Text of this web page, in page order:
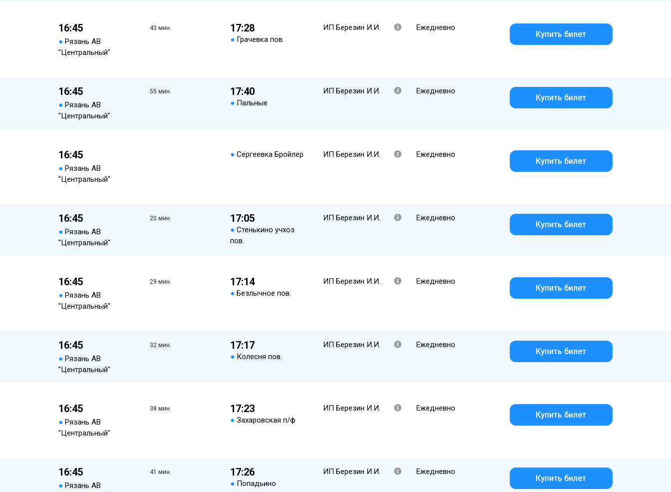
16:45
● Рязань АВ
"Центральный"
43 мин. 17:28
● Грачевка пов.
ИП Березин И.И. Ежедневно
Купить билет
16:45
● Рязань АВ
"Центральный"
55 мин. 17:40
● Пальные
ИП Березин И.И. Ежедневно
Купить билет
16:45
● Рязань АВ
"Центральный"
● Сергеевка Бройлер ИП Березин И.И. Ежедневно
Купить билет
16:45
● Рязань АВ
"Центральный"
20 мин. 17:05
● Стенькино учхоз
пов.
ИП Березин И.И. Ежедневно
Купить билет
16:45
● Рязань АВ
"Центральный"
29 мин. 17:14
● Безлычное пов.
ИП Березин И.И. Ежедневно
Купить билет
16:45
● Рязань АВ
"Центральный"
32 мин. 17:17
● Колесня пов.
ИП Березин И.И. Ежедневно
Купить билет
16:45
● Рязань АВ
"Центральный"
38 мин. 17:23
● Захаровская п/ф
ИП Березин И.И. Ежедневно
Купить билет
16:45
● Рязань АВ
41 мин. 17:26
● Попадьино
ИП Березин И.И. Ежедневно
Купить билет